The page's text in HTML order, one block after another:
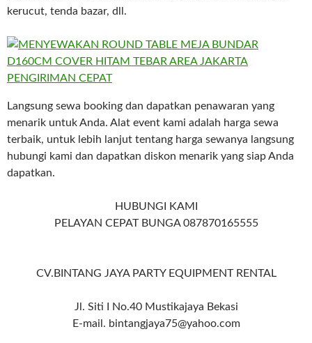
kerucut, tenda bazar, dll.
Langsung sewa booking dan dapatkan penawaran yang
menarik untuk Anda. Alat event kami adalah harga sewa
terbaik, untuk lebih lanjut tentang harga sewanya langsung
hubungi kami dan dapatkan diskon menarik yang siap Anda
dapatkan.
HUBUNGI KAMI
PELAYAN CEPAT BUNGA 087870165555
CV.BINTANG JAYA PARTY EQUIPMENT RENTAL
Jl. Siti I No.40 Mustikajaya Bekasi
E-mail. bintangjaya75@yahoo.com